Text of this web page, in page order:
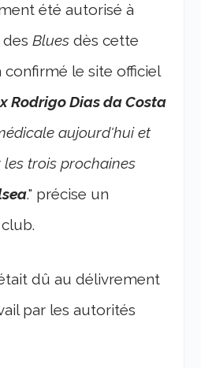
été autorisé à
desBlues dès cette
confirmé le site officiel
Rodrigo Dias da Costa
aujourd'hui et
trois prochaines
." précise un
dû au délivrement
par les autorités